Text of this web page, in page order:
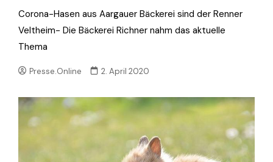
Corona-Hasen aus Aargauer Bäckerei sind der Renner
Veltheim- Die Bäckerei Richner nahm das aktuelle
Thema
Presse.Online 2. April 2020